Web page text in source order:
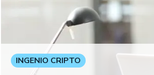
INGENIO CRIPTO